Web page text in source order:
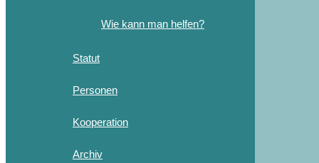
Wie kann man helfen?
Statut
Personen
Kooperation
Archiv